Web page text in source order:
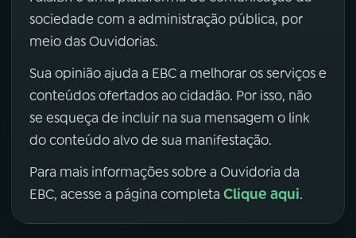
sociedade com a administração pública, por
meio das Ouvidorias.
Sua opinião ajuda a EBC a melhorar os serviços e
conteúdos ofertados ao cidadão. Por isso, não
se esqueça de incluir na sua mensagem o link
do conteúdo alvo de sua manifestação.
Para mais informações sobre a Ouvidoria da
EBC, acesse a página completa Clique aqui.